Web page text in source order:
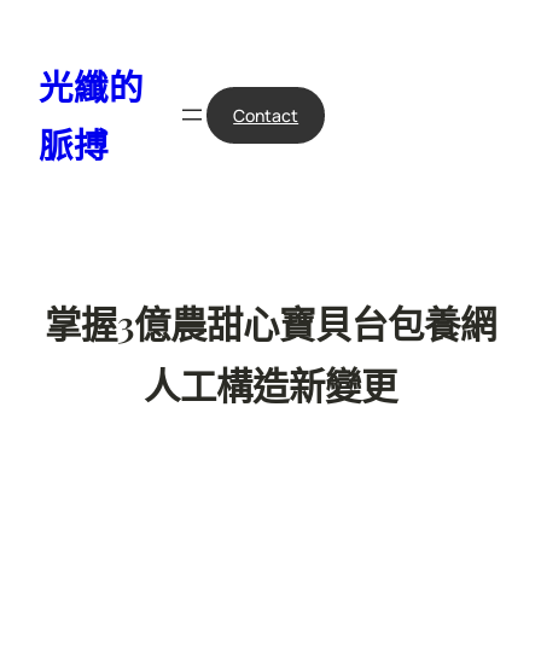
光纖的
脈搏
Contact
掌握3億農甜心寶貝台包養網
人工構造新變更